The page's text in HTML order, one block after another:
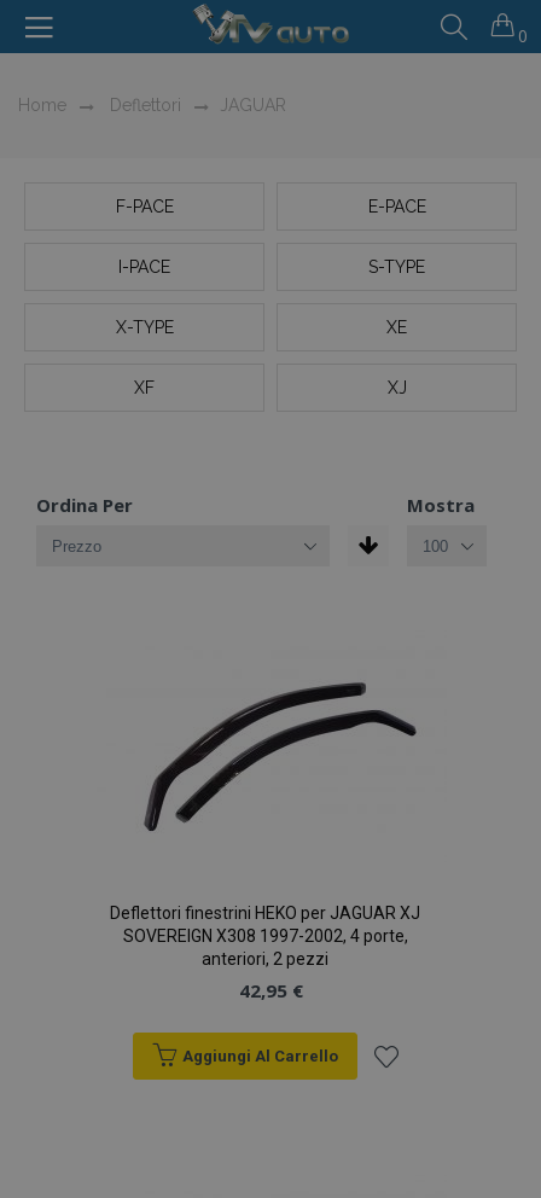
0
Home Deflettori JAGUAR
F-PACE E-PACE
I-PACE S-TYPE
X-TYPE XE
XF XJ
Ordina Per Mostra
Deflettori finestrini HEKO per JAGUAR XJ
SOVEREIGN X308 1997-2002, 4 porte,
anteriori, 2 pezzi
42,95 €
Aggiungi Al Carrello